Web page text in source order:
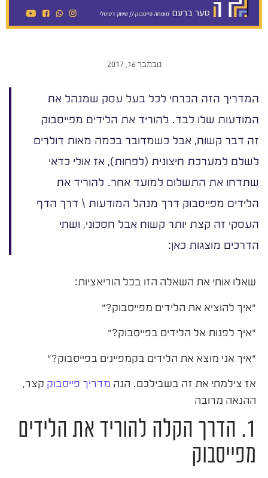
נובמבר 16, 2017
המדריך הזה הכרחי לכל בעל עסק שמנהל את
המודעות שלו לבד. להוריד את הלידים מפייסבוק
זה דבר קשוח, אבל כשמדובר בכמה מאות דולרים
לשלם למערכת חיצונית (לפחות), אז אולי כדאי
שתדחו את התשלום למועד אחר. להוריד את
הלידים מפייסבוק דרך מנהל המודעות \ דרך הדף
העסקי זה קצת יותר קשוח אבל חסכוני, ושתי
הדרכים מוצגות כאן:
שאלו אותי את השאלה הזו בכל הוריאציות:
"איך להוציא את הלידים מפייסבוק?"
"איך לפנות אל הלידים בפייסבוק?"
"איך אני מוצא את הלידים בקמפיינים בפייסבוק?"
אז צילמתי את זה בשבילכם. הנה מדריך פייסבוק קצר,
ההנאה מרובה
1. הדרך הקלה להוריד את הלידים
מפייסבוק